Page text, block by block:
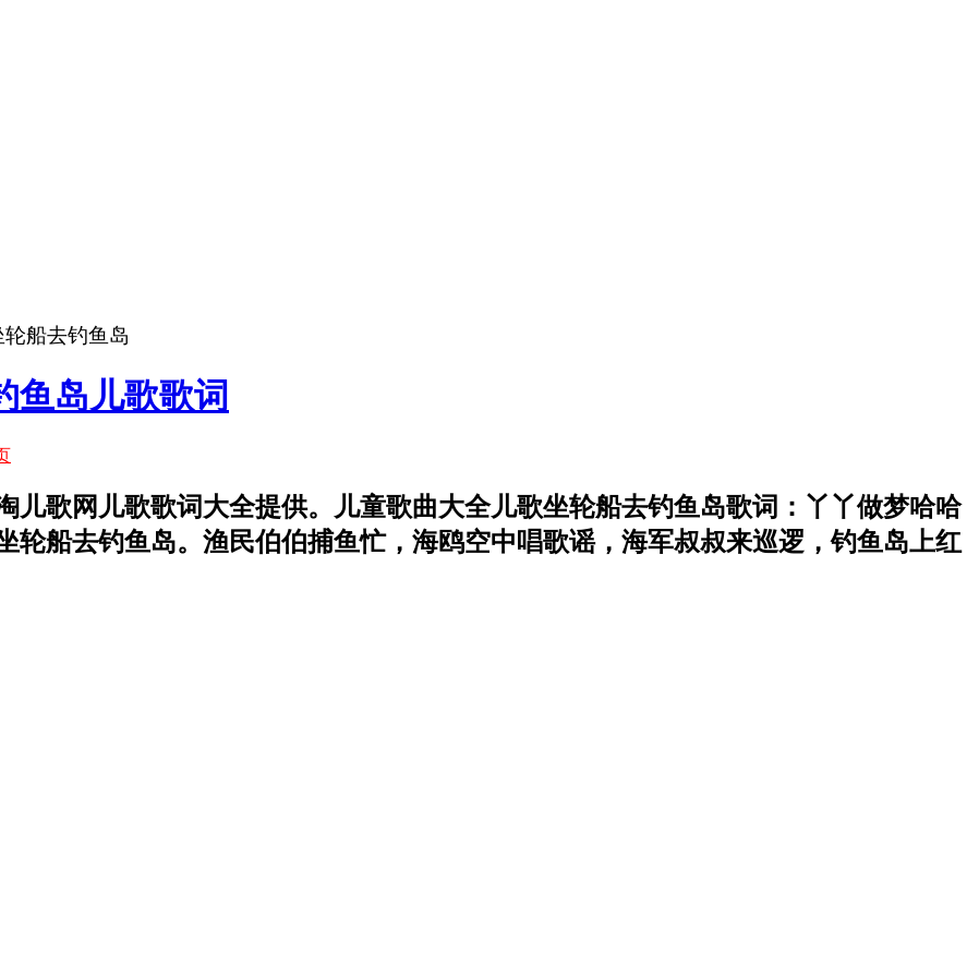
轮船去钓鱼岛
鱼岛儿歌歌词
儿歌网儿歌歌词大全提供。儿童歌曲大全儿歌坐轮船去钓鱼岛歌词：丫丫做梦哈哈
轮船去钓鱼岛。渔民伯伯捕鱼忙，海鸥空中唱歌谣，海军叔叔来巡逻，钓鱼岛上红